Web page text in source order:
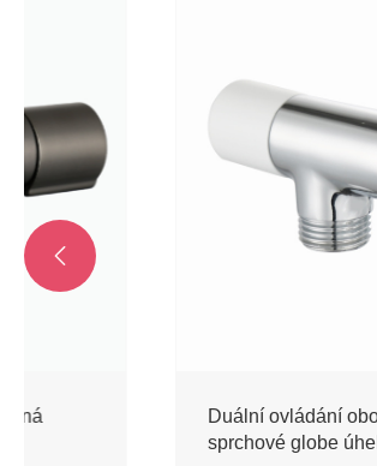
Duální ovládání obousměrné
sprchové globe úhel ventilu
